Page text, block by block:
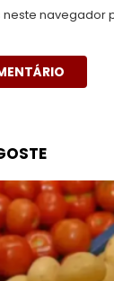
navegador